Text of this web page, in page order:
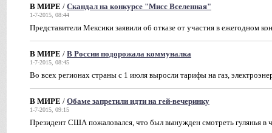
В МИРЕ / Скандал на конкурсе "Мисс Вселенная"
1-7-2015, 08:44
Представители Мексики заявили об отказе от участия в ежегодном
В МИРЕ / В России подорожала коммуналка
1-7-2015, 08:45
Во всех регионах страны с 1 июля выросли тарифы на газ,
В МИРЕ / Обаме запретили идти на гей-вечеринку
1-7-2015, 09:15
Президент США пожаловался, что был вынужден смотреть гулянья в